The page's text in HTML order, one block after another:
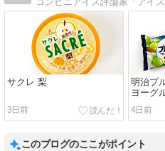
サクレ 梨
3日前
明治ブ
ヨーグ
ット
4日前
このブログのここがポイント